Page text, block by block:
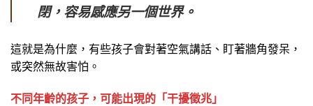
閉，容易感應另一個世界。
這就是為什麼，有些孩子會對著空氣講話、盯著牆角發呆，
或突然無故害怕。
不同年齡的孩子，可能出現的「干擾徵兆」